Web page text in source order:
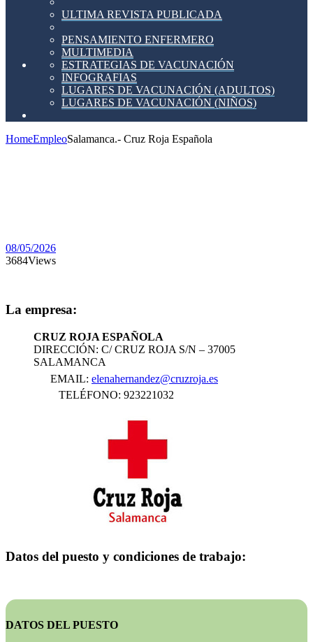
ULTIMA REVISTA PUBLICADA
PENSAMIENTO ENFERMERO
MULTIMEDIA
ESTRATEGIAS DE VACUNACIÓN
INFOGRAFIAS
LUGARES DE VACUNACIÓN (ADULTOS)
LUGARES DE VACUNACIÓN (NIÑOS)
HomeEmpleoSalamanca.- Cruz Roja Española
08/05/2026
3684Views
La empresa:
CRUZ ROJA ESPAÑOLA
DIRECCIÓN: C/ CRUZ ROJA S/N – 37005
SALAMANCA
EMAIL: elenahernandez@cruzroja.es
TELÉFONO: 923221032
Datos del puesto y condiciones de trabajo:
DATOS DEL PUESTO